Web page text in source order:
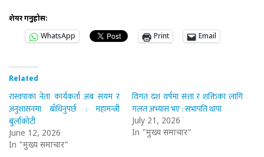
शेयर गर्नुहोस:
WhatsApp
Print Email
Related
रास्वपाका नेता कार्यकर्ता अब संयम र
अनुशासनमा बाँधिनुपर्छ : महामन्त्री
बुर्लाकोटी
June 12, 2026
In "मुख्य समाचार"
विगत दश वर्षमा सत्ता र शक्तिका लागि
गलत अभ्यास भए : सभापति थापा
July 21, 2026
In "मुख्य समाचार"